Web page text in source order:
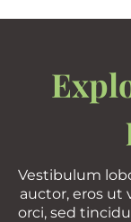
Vestibulum
auctor, eros ut
orci, sed